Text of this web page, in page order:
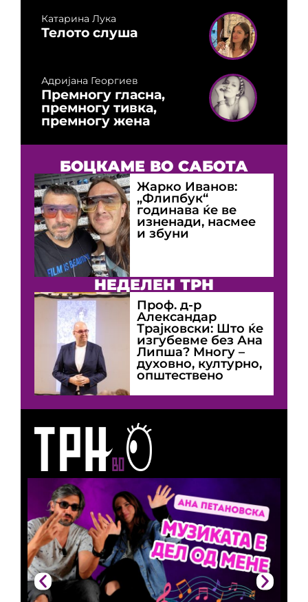
Катарина Лука
Телото слуша
Адријана Георгиев
Премногу гласна,
премногу тивка,
премногу жена
БОЦКАМЕ ВО САБОТА
Жарко Иванов:
„Флипбук“
годинава ќе ве
изненади, насмее
и збуни
НЕДЕЛЕН ТРН
Проф. д-р
Александар
Трајковски: Што ќе
изгубевме без Ана
Липша? Многу –
духовно, културно,
општествено